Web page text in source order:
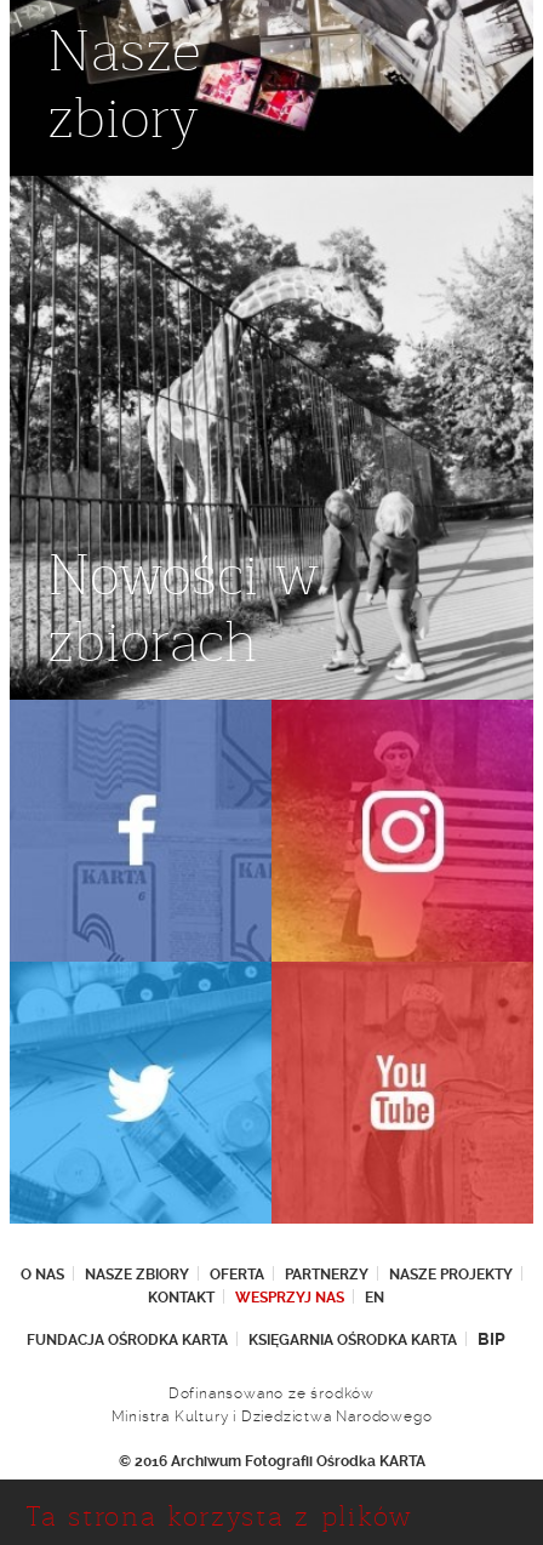
Nasze
zbiory
Nowości w
zbiorach
O NAS NASZE ZBIORY OFERTA PARTNERZY
NASZE PROJEKTY
KONTAKT
WESPRZYJ NAS EN
FUNDACJA OŚRODKA KARTA KSIĘGARNIA OŚRODKA KARTA BIP
Dofinansowano ze środków
Ministra Kultury i Dziedzictwa Narodowego
© 2016 Archiwum Fotografii Ośrodka KARTA
Ul. Narbutta 29
Ta strona korzysta z plików